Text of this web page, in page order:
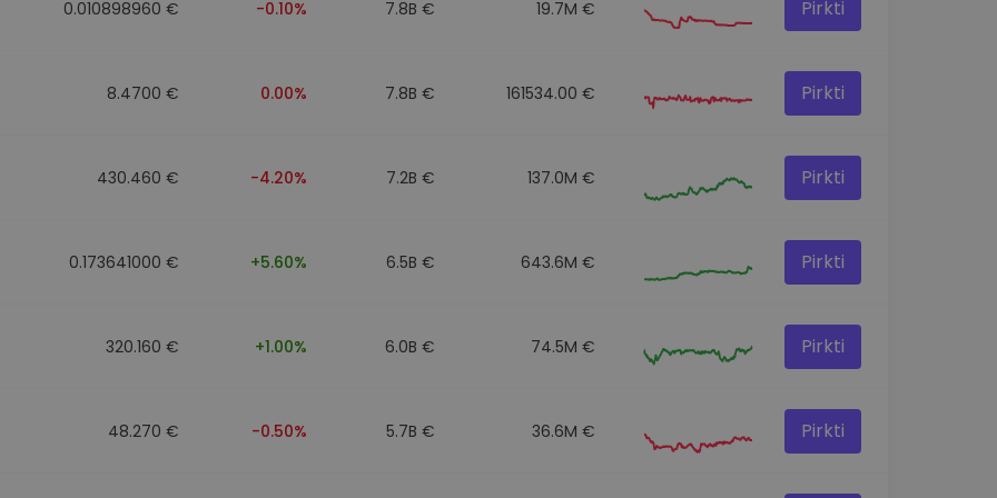
0.010898960 € -0.10% 7.8B € 19.7M € Pirkti
8.4700 € 0.00% 7.8B € 161534.00 € Pirkti
430.460 € -4.20% 7.2B € 137.0M € Pirkti
0.173641000 € +5.60% 6.5B € 643.6M € Pirkti
320.160 € +1.00% 6.0B € 74.5M € Pirkti
48.270 € -0.50% 5.7B € 36.6M € Pirkti